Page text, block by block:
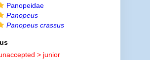
Panopeidae
Panopeus
Panopeus crassus
> junior